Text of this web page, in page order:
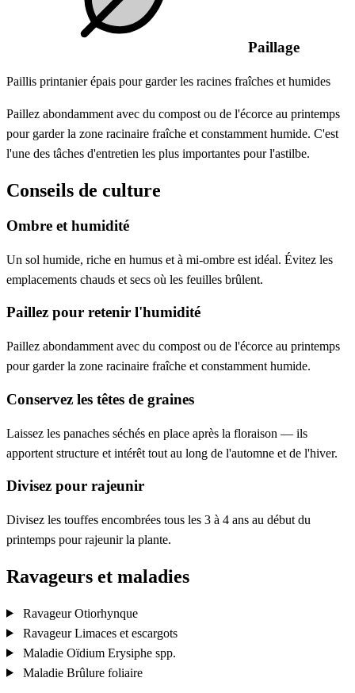
Paillage
Paillis printanier épais pour garder les racines fraîches et humides
Paillez abondamment avec du compost ou de l'écorce au printemps
pour garder la zone racinaire fraîche et constamment humide. C'est
l'une des tâches d'entretien les plus importantes pour l'astilbe.
Conseils de culture
Ombre et humidité
Un sol humide, riche en humus et à mi-ombre est idéal. Évitez les
emplacements chauds et secs où les feuilles brûlent.
Paillez pour retenir l'humidité
Paillez abondamment avec du compost ou de l'écorce au printemps
pour garder la zone racinaire fraîche et constamment humide.
Conservez les têtes de graines
Laissez les panaches séchés en place après la floraison — ils
apportent structure et intérêt tout au long de l'automne et de l'hiver.
Divisez pour rajeunir
Divisez les touffes encombrées tous les 3 à 4 ans au début du
printemps pour rajeunir la plante.
Ravageurs et maladies
RavageurOtiorhynque
RavageurLimaces et escargots
Maladie Oïdium Erysiphe spp.
Maladie Brûlure foliaire